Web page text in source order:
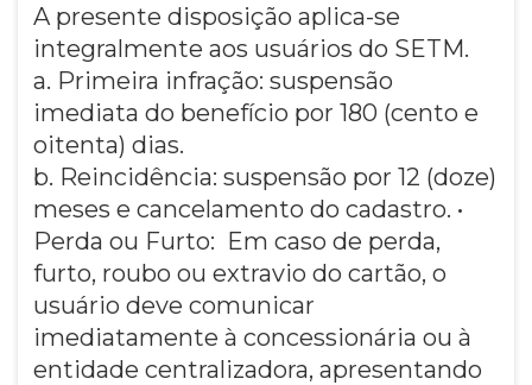
A presente disposição aplica-se
integralmente aos usuários do SETM.
a. Primeira infração: suspensão
imediata do benefício por 180 (cento e
oitenta) dias.
b. Reincidência: suspensão por 12 (doze)
meses e cancelamento do cadastro. •
Perda ou Furto: Em caso de perda,
furto, roubo ou extravio do cartão, o
usuário deve comunicar
imediatamente à concessionária ou à
entidade centralizadora, apresentando